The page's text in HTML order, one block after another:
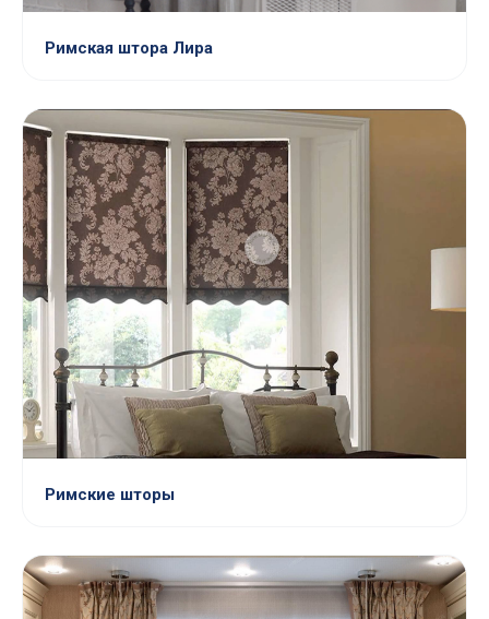
Римская штора Лира
Римские шторы